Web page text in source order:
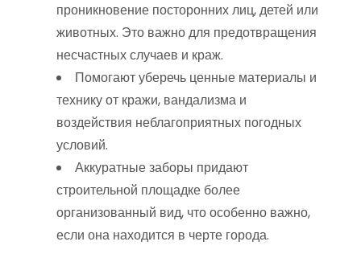
проникновение посторонних лиц, детей или
животных. Это важно для предотвращения
несчастных случаев и краж.
Помогают уберечь ценные материалы и
технику от кражи, вандализма и
воздействия неблагоприятных погодных
условий.
Аккуратные заборы придают
строительной площадке более
организованный вид, что особенно важно,
если она находится в черте города.